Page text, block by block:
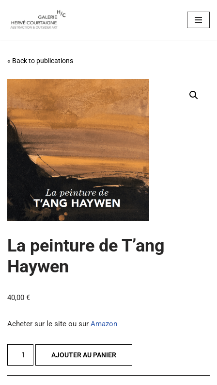
Aller
« Back to publications
La peinture de T’ang
Haywen
40,00 €
Acheter sur le site ou sur Amazon
AJOUTER AU PANIER